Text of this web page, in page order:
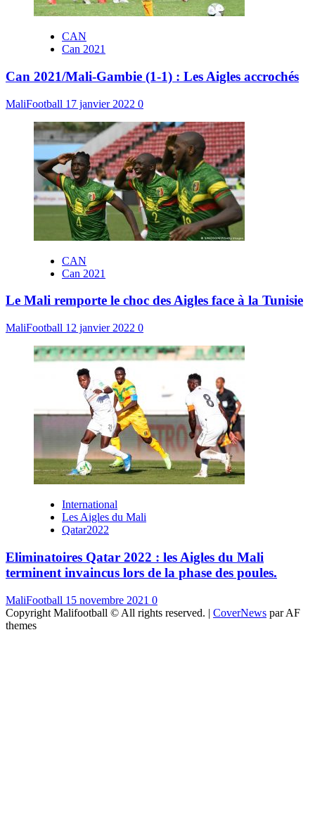
CAN
Can 2021
Can 2021/Mali-Gambie (1-1) : Les Aigles accrochés
MaliFootball 17 janvier 2022 0
CAN
Can 2021
Le Mali remporte le choc des Aigles face à la Tunisie
MaliFootball 12 janvier 2022 0
International
Les Aigles du Mali
Qatar2022
Eliminatoires Qatar 2022 : les Aigles du Mali
terminent invaincus lors de la phase des poules.
MaliFootball 15 novembre 2021 0
Copyright Malifootball © All rights reserved. | CoverNews par AF
themes